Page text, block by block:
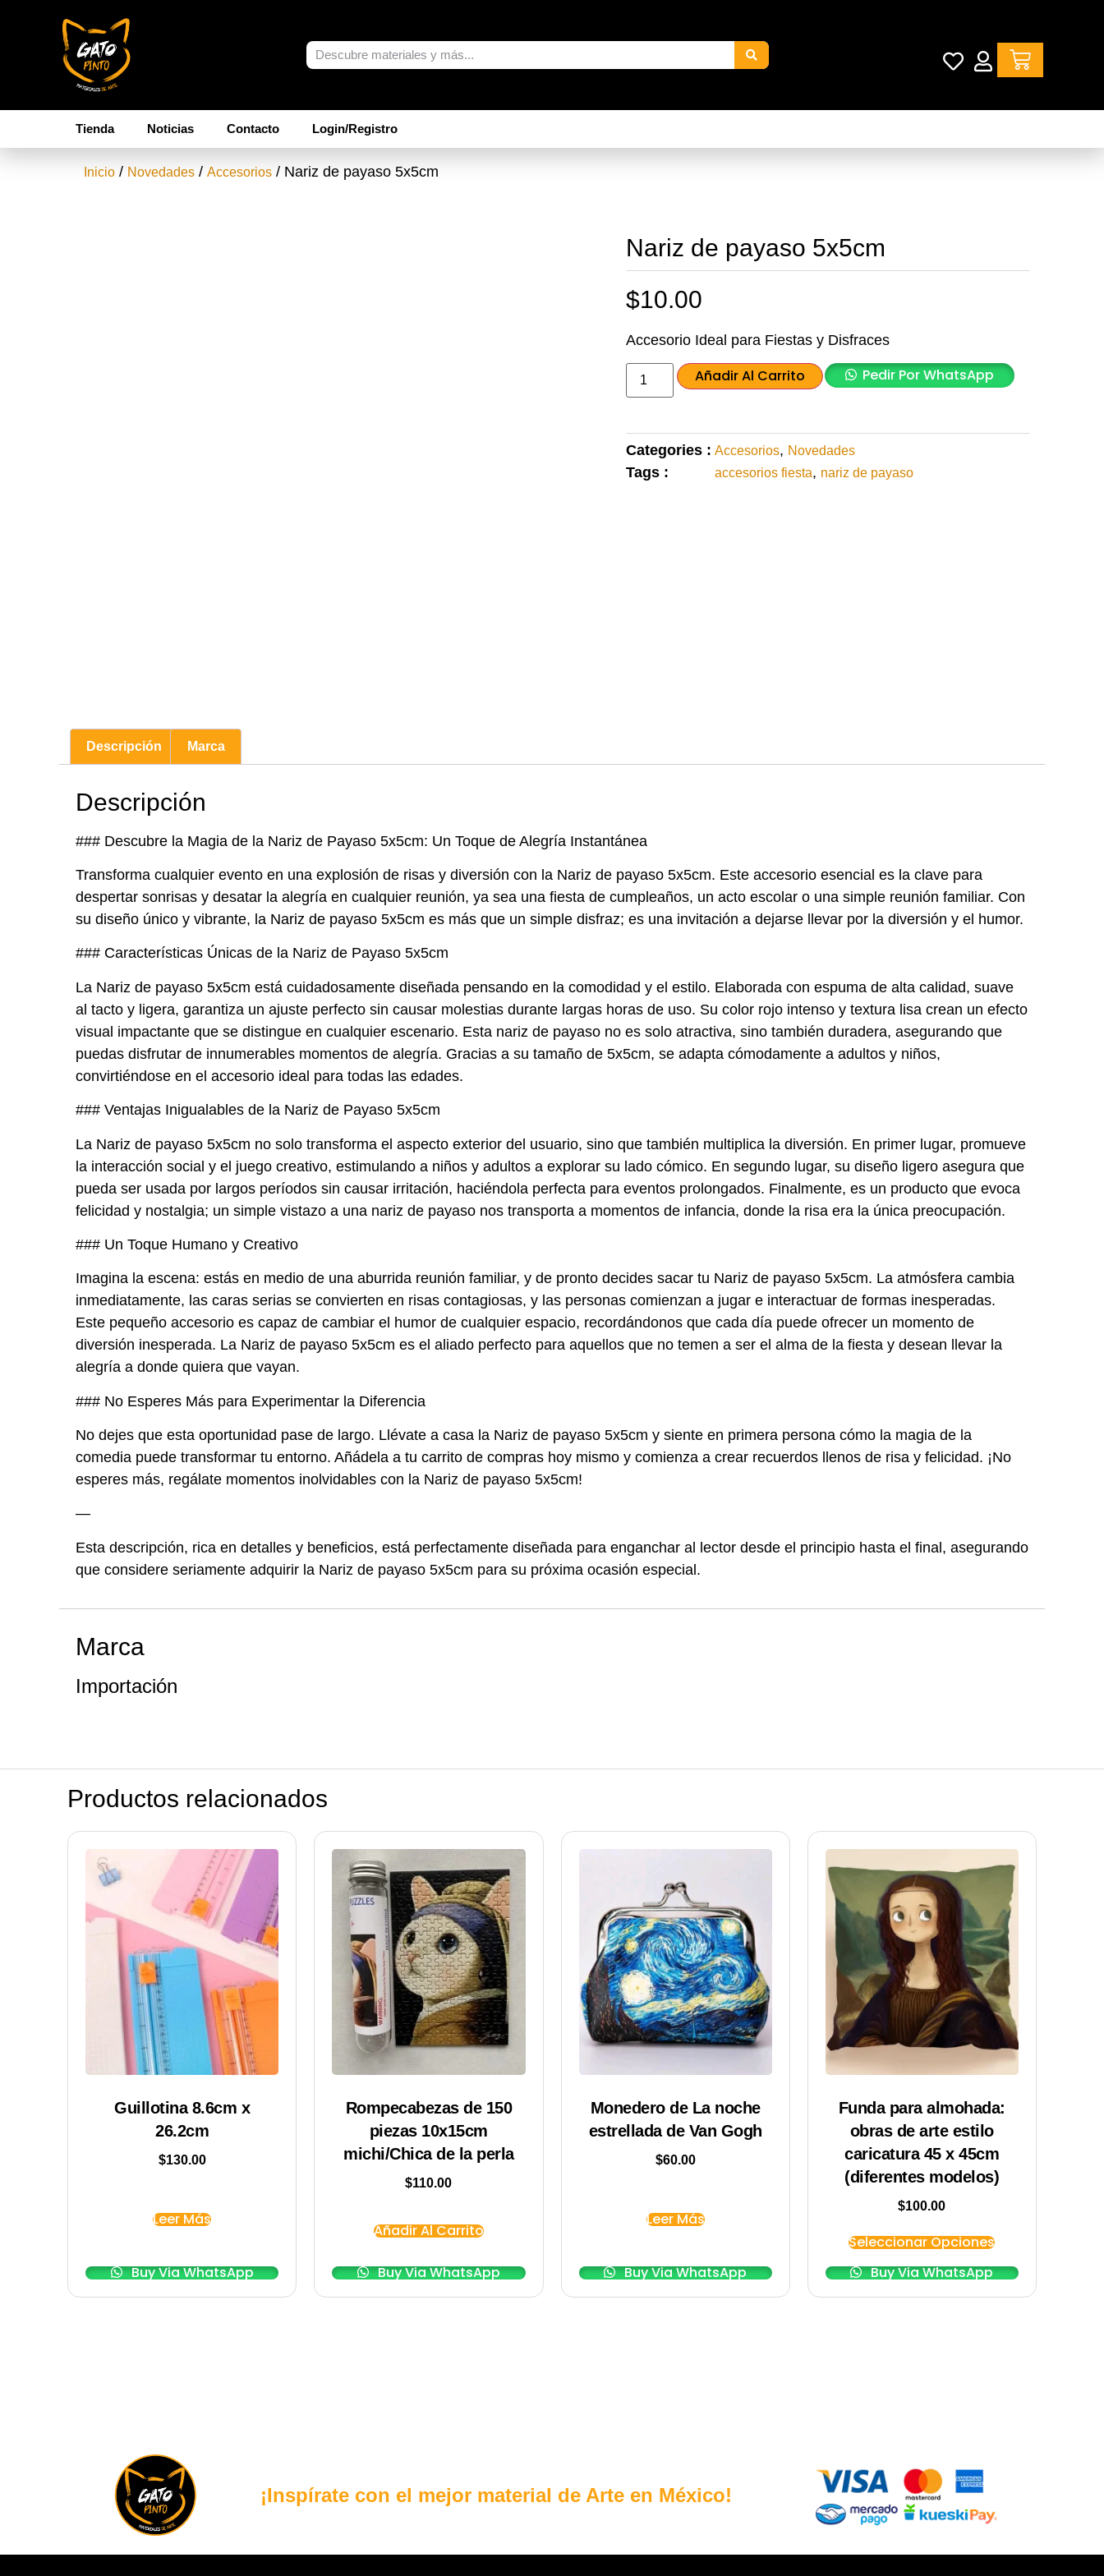
Tienda Noticias Contacto Login/Registro
Inicio / Novedades / Accesorios / Nariz de payaso 5x5cm
Nariz de payaso 5x5cm
$10.00
Accesorio Ideal para Fiestas y Disfraces
Añadir Al Carrito Pedir Por WhatsApp
Categories : Accesorios, Novedades
Tags : accesorios fiesta, nariz de payaso
Descripción Marca
Descripción
### Descubre la Magia de la Nariz de Payaso 5x5cm: Un Toque de Alegría Instantánea
Transforma cualquier evento en una explosión de risas y diversión con la Nariz de payaso 5x5cm. Este accesorio esencial es la clave para
despertar sonrisas y desatar la alegría en cualquier reunión, ya sea una fiesta de cumpleaños, un acto escolar o una simple reunión familiar. Con
su diseño único y vibrante, la Nariz de payaso 5x5cm es más que un simple disfraz; es una invitación a dejarse llevar por la diversión y el humor.
### Características Únicas de la Nariz de Payaso 5x5cm
La Nariz de payaso 5x5cm está cuidadosamente diseñada pensando en la comodidad y el estilo. Elaborada con espuma de alta calidad, suave
al tacto y ligera, garantiza un ajuste perfecto sin causar molestias durante largas horas de uso. Su color rojo intenso y textura lisa crean un efecto
visual impactante que se distingue en cualquier escenario. Esta nariz de payaso no es solo atractiva, sino también duradera, asegurando que
puedas disfrutar de innumerables momentos de alegría. Gracias a su tamaño de 5x5cm, se adapta cómodamente a adultos y niños,
convirtiéndose en el accesorio ideal para todas las edades.
### Ventajas Inigualables de la Nariz de Payaso 5x5cm
La Nariz de payaso 5x5cm no solo transforma el aspecto exterior del usuario, sino que también multiplica la diversión. En primer lugar, promueve
la interacción social y el juego creativo, estimulando a niños y adultos a explorar su lado cómico. En segundo lugar, su diseño ligero asegura que
pueda ser usada por largos períodos sin causar irritación, haciéndola perfecta para eventos prolongados. Finalmente, es un producto que evoca
felicidad y nostalgia; un simple vistazo a una nariz de payaso nos transporta a momentos de infancia, donde la risa era la única preocupación.
### Un Toque Humano y Creativo
Imagina la escena: estás en medio de una aburrida reunión familiar, y de pronto decides sacar tu Nariz de payaso 5x5cm. La atmósfera cambia
inmediatamente, las caras serias se convierten en risas contagiosas, y las personas comienzan a jugar e interactuar de formas inesperadas.
Este pequeño accesorio es capaz de cambiar el humor de cualquier espacio, recordándonos que cada día puede ofrecer un momento de
diversión inesperada. La Nariz de payaso 5x5cm es el aliado perfecto para aquellos que no temen a ser el alma de la fiesta y desean llevar la
alegría a donde quiera que vayan.
### No Esperes Más para Experimentar la Diferencia
No dejes que esta oportunidad pase de largo. Llévate a casa la Nariz de payaso 5x5cm y siente en primera persona cómo la magia de la
comedia puede transformar tu entorno. Añádela a tu carrito de compras hoy mismo y comienza a crear recuerdos llenos de risa y felicidad. ¡No
esperes más, regálate momentos inolvidables con la Nariz de payaso 5x5cm!
—
Esta descripción, rica en detalles y beneficios, está perfectamente diseñada para enganchar al lector desde el principio hasta el final, asegurando
que considere seriamente adquirir la Nariz de payaso 5x5cm para su próxima ocasión especial.
Marca
Importación
Productos relacionados
Guillotina 8.6cm x
26.2cm
$130.00
Leer Más
Buy Via WhatsApp
Rompecabezas de 150
piezas 10x15cm
michi/Chica de la perla
$110.00
Añadir Al Carrito
Buy Via WhatsApp
Monedero de La noche
estrellada de Van Gogh
$60.00
Leer Más
Buy Via WhatsApp
Funda para almohada:
obras de arte estilo
caricatura 45 x 45cm
(diferentes modelos)
$100.00
Seleccionar Opciones
Buy Via WhatsApp
¡Inspírate con el mejor material de Arte en México!